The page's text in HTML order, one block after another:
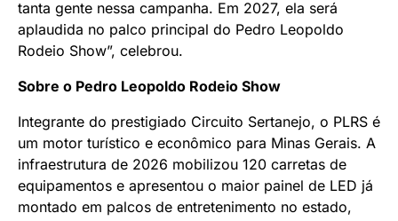
tanta gente nessa campanha. Em 2027, ela será
aplaudida no palco principal do Pedro Leopoldo
Rodeio Show”, celebrou.
Sobre o Pedro Leopoldo Rodeio Show
Integrante do prestigiado Circuito Sertanejo, o PLRS é
um motor turístico e econômico para Minas Gerais. A
infraestrutura de 2026 mobilizou 120 carretas de
equipamentos e apresentou o maior painel de LED já
montado em palcos de entretenimento no estado,